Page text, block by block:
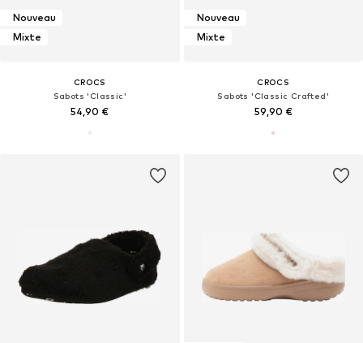
Nouveau
Mixte
CROCS
Sabots 'Classic'
54,90 €
Nouveau
Mixte
CROCS
Sabots 'Classic Crafted'
59,90 €